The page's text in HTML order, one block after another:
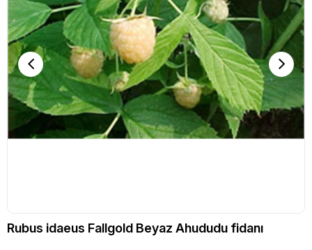
Rubus idaeus Fallgold Beyaz Ahududu fidanı